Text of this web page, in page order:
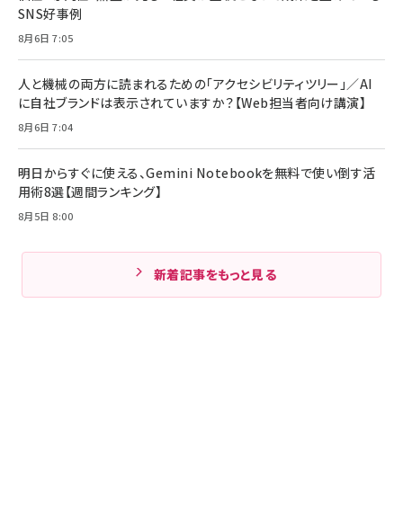
SNS好事例
8月6日 7:05
人と機械の両方に読まれるための「アクセシビリティツリー」／AI
に自社ブランドは表示されていますか？【Web担当者向け講演】
8月6日 7:04
明日からすぐに使える、Gemini Notebookを無料で使い倒す活
用術8選【週間ランキング】
8月5日 8:00
新着記事をもっと見る